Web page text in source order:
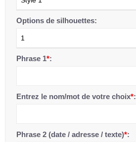
Options de silhouettes:
1
Phrase 1*:
Entrez le nom/mot de votre choix*:
Phrase 2 (date / adresse / texte)*: